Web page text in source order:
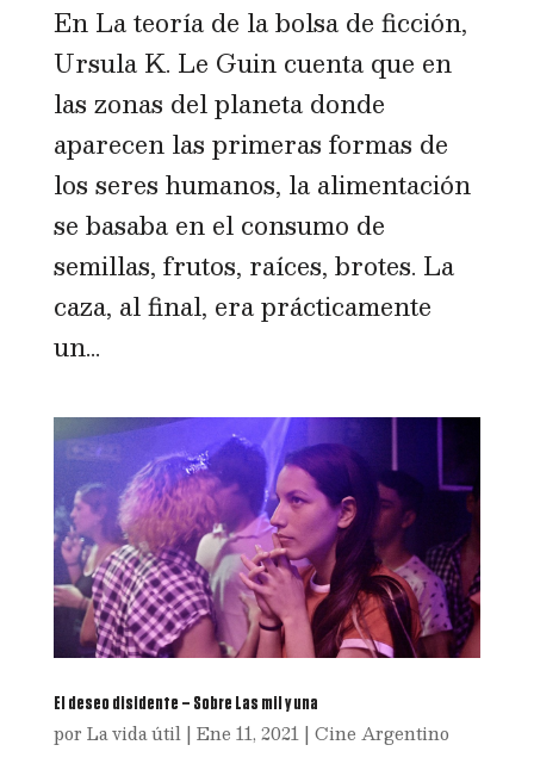
En La teoría de la bolsa de ficción,
Ursula K. Le Guin cuenta que en
las zonas del planeta donde
aparecen las primeras formas de
los seres humanos, la alimentación
se basaba en el consumo de
semillas, frutos, raíces, brotes. La
caza, al final, era prácticamente
un...
El deseo disidente – Sobre Las mil y una
por La vida útil| Ene 11, 2021| Cine Argentino